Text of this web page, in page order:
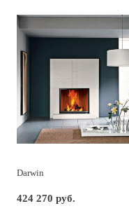
Darwin
424 270 руб.